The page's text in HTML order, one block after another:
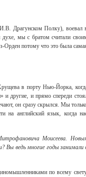
Драгунском Полку), воевал
мы с братом считали
Орден потому что это была
в порту Нью-Йорка,
и другие, и прямо спереди
он сразу скрылся. Мы
на английский язык, когда
Моисеева.
Вы ведь многие годы занимали
по всему